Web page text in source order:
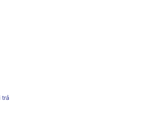
trả